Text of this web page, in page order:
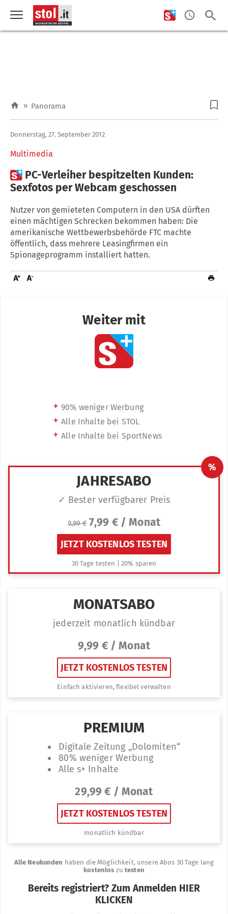
» Panorama
Multimedia
Donnerstag, 27. September 2012
 PC-Verleiher bespitzelten Kunden:
Sexfotos per Webcam geschossen
Nutzer von gemieteten Computern in den USA dürften
einen mächtigen Schrecken bekommen haben: Die
amerikanische Wettbewerbsbehörde FTC machte
öffentlich, dass mehrere Leasingfirmen ein
Spionageprogramm installiert hatten.